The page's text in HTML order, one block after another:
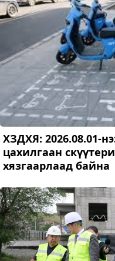
ХЗДХЯ: 2026.08.01-
цахилгаан
хязгаарлаад байна